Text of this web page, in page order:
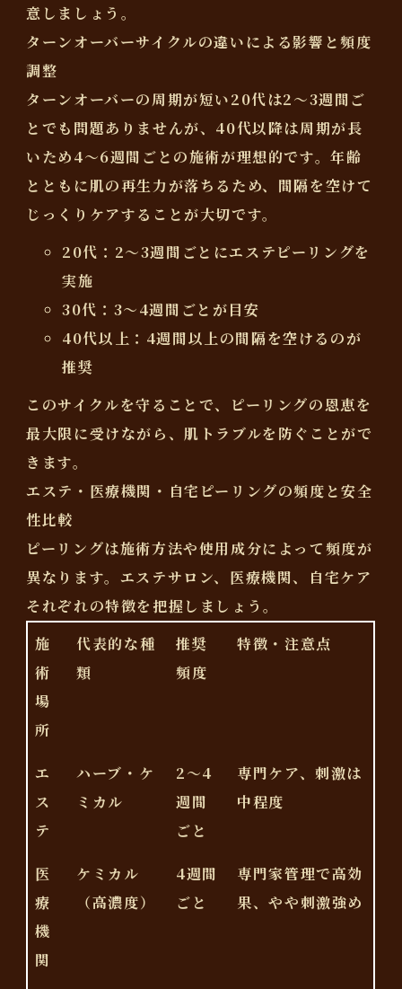
意しましょう。
ターンオーバーサイクルの違いによる影響と頻度
調整
ターンオーバーの周期が短い20代は2〜3週間ご
とでも問題ありませんが、40代以降は周期が長
いため4〜6週間ごとの施術が理想的です。年齢
とともに肌の再生力が落ちるため、間隔を空けて
じっくりケアすることが大切です。
20代：2〜3週間ごとにエステピーリングを
実施
30代：3〜4週間ごとが目安
40代以上：4週間以上の間隔を空けるのが
推奨
このサイクルを守ることで、ピーリングの恩恵を
最大限に受けながら、肌トラブルを防ぐことがで
きます。
エステ・医療機関・自宅ピーリングの頻度と安全
性比較
ピーリングは施術方法や使用成分によって頻度が
異なります。エステサロン、医療機関、自宅ケア
それぞれの特徴を把握しましょう。
施
術
場
所
代表的な種
類
推奨
頻度
特徴・注意点
エ
ス
テ
ハーブ・ケ
ミカル
2〜4
週間
ごと
専門ケア、刺激は
中程度
医
療
機
関
ケミカル
（高濃度）
4週間
ごと
専門家管理で高効
果、やや刺激強め